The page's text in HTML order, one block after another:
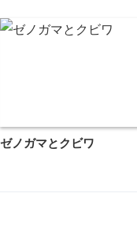
ゼノガマとクビワ